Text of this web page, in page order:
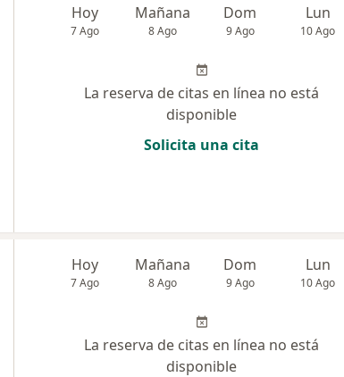
Hoy
7 Ago
Mañana
8 Ago
Dom
9 Ago
Lun
10 Ago
La reserva de citas en línea no está
disponible
Solicita una cita
Hoy
7 Ago
Mañana
8 Ago
Dom
9 Ago
Lun
10 Ago
La reserva de citas en línea no está
disponible